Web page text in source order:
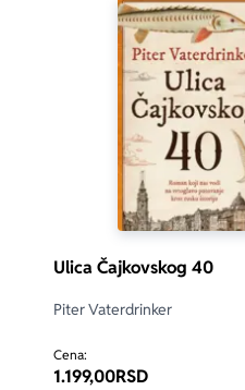
Ulica Čajkovskog 40
Piter Vaterdrinker
Cena:
1.199,00RSD